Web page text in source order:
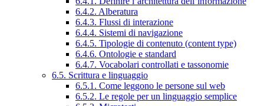
6.4.2. Alberatura
6.4.3. Flussi di interazione
6.4.4. Sistemi di navigazione
6.4.5. Tipologie di contenuto (content type)
6.4.6. Ontologie e standard
6.4.7. Vocabolari controllati e tassonomie
6.5. Scrittura e linguaggio
6.5.1. Come leggono le persone sul web
6.5.2. Le regole per un linguaggio semplice